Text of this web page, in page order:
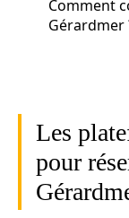
Comment
Gérardmer
Les
pour